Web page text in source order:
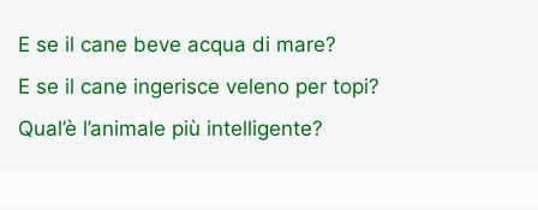
E se il cane beve acqua di mare?
E se il cane ingerisce veleno per topi?
Qual’è l’animale più intelligente?